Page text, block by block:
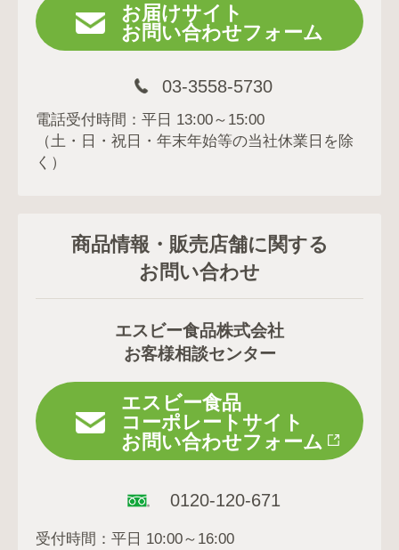
お届けサイト
お問い合わせフォーム
03-3558-5730
電話受付時間：平日 13:00～15:00
（土・日・祝日・年末年始等の当社休業日を除
く）
商品情報・販売店舗に関する
お問い合わせ
エスビー食品株式会社
お客様相談センター
エスビー食品
コーポレートサイト
お問い合わせフォーム
0120-120-671
受付時間：平日 10:00～16:00